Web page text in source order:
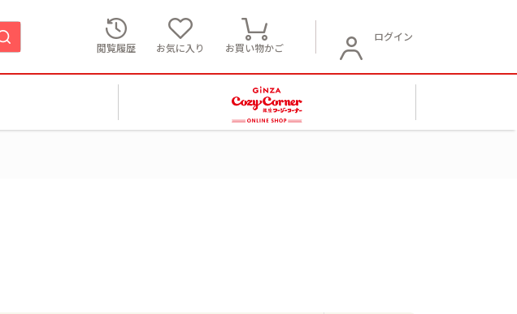
閲覧履歴
お気に入り お買い物かご
ログイン